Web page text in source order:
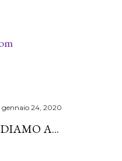
gennaio 24, 2020
A...